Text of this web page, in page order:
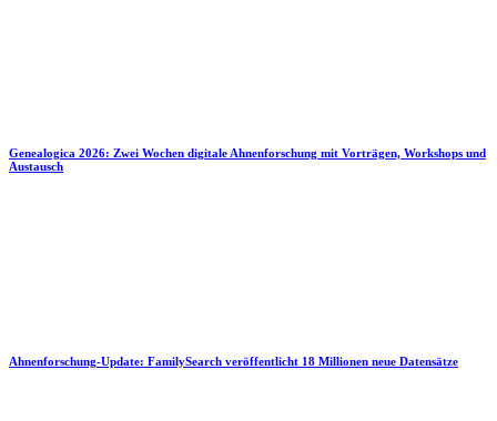
Genealogica 2026: Zwei Wochen digitale Ahnenforschung mit Vorträgen, Workshops und
Austausch
Ahnenforschung-Update: FamilySearch veröffentlicht 18 Millionen neue Datensätze